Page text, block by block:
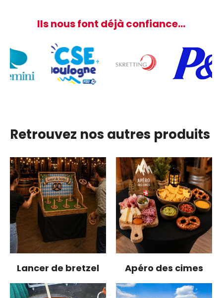
Ils nous font déjà confiance…
Retrouvez nos autres produits
Lancer de bretzel Apéro des cimes